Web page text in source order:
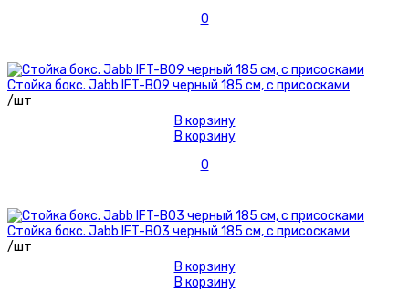
0
Стойка бокс. Jabb IFT-B09 черный 185 см, с присосками
/шт
В корзину
В корзину
0
Стойка бокс. Jabb IFT-B03 черный 185 см, с присосками
/шт
В корзину
В корзину